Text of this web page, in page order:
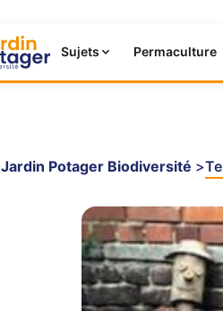
Sujets Permaculture
Jardin Potager Biodiversité